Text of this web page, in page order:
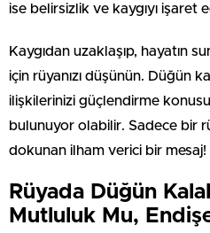
ise belirsizlik ve kaygıyı işaret
Kaygıdan uzaklaşıp, hayatın
için rüyanızı düşünün. Düğün
ilişkilerinizi güçlendirme
bulunuyor olabilir. Sadece bir
dokunan ilham verici bir mesaj!
Rüyada Düğün
Mutluluk Mu,